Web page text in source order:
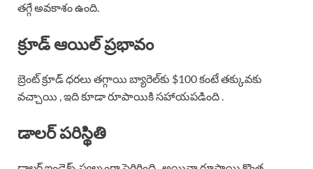
తగ్గే అవకాశం ఉంది.
క్రూడ్ ఆయిల్ ప్రభావం
బ్రెంట్ క్రూడ్ ధరలు తగ్గాయి బ్యారెల్‌కు $100 కంటే తక్కువకు
వచ్చాయి , ఇది కూడా రూపాయికి సహాయపడింది .
డాలర్ పరిస్థితి